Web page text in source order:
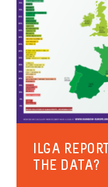
ILGA
THE DATA?